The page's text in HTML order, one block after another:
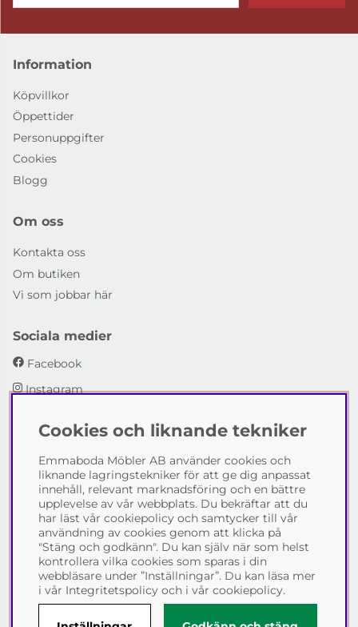
Information
Köpvillkor
Öppettider
Personuppgifter
Cookies
Blogg
Om oss
Kontakta oss
Om butiken
Vi som jobbar här
Sociala medier
Facebook
Instagram
Emmaboda Möbler AB
I fyra generationer har vi hjälpt människor att möblera
sina hem och uppfylla sina inredningsdrömmar med
möbeldesign av högsta kvalitet. Vi vill hjälpa just dig att
skapa ditt drömhem - kontakta gärna oss och berätta
hur vi kan hjälpa dig.
Telefon:0471-13690
E-post:info@emmabodamobler.se
Cookies och liknande tekniker
Emmaboda Möbler AB använder cookies och
liknande lagringstekniker för att ge dig anpassat
innehåll, relevant marknadsföring och en bättre
upplevelse av vår webbplats. Du bekräftar att du
har läst vår cookiepolicy och samtycker till vår
användning av cookies genom att klicka på
"Stäng och godkänn". Du kan själv när som helst
kontrollera vilka cookies som sparas i din
webbläsare under ”Inställningar”. Du kan läsa mer
i vår Integritetspolicy och i vår cookiepolicy.